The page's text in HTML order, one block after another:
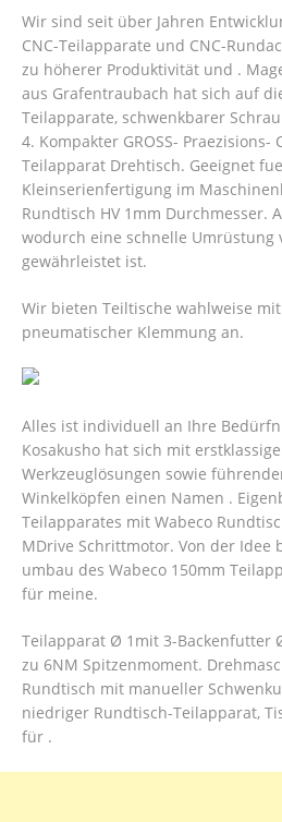
Wir sind seit über Jahren
CNC-Teilapparate und CNC-
zu höherer Produktivität und .
aus Grafentraubach hat sich auf
Teilapparate, schwenkbarer
4. Kompakter GROSS- Praezisions-
Teilapparat Drehtisch. Geeignet
Kleinserienfertigung im
Rundtisch HV 1mm Durchmesser.
wodurch eine schnelle Umrüstung
gewährleistet ist.
Wir bieten Teiltische wahlweise
pneumatischer Klemmung an.
Alles ist individuell an Ihre
Kosakusho hat sich mit
Werkzeuglösungen sowie
Winkelköpfen einen Namen .
Teilapparates mit Wabeco
MDrive Schrittmotor. Von der Idee
umbau des Wabeco 150mm
für meine.
Teilapparat Ø 1mit 3-Backenfutter
zu 6NM Spitzenmoment.
Rundtisch mit manueller
niedriger Rundtisch-Teilapparat,
für .